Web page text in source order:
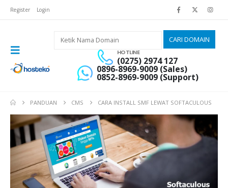
Register Login
HOTLINE
(0275) 2974 127
0896-8969-9009 (Sales)
0852-8969-9009 (Support)
PANDUAN CMS CARA INSTALL SMF LEWAT SOFTACULOUS